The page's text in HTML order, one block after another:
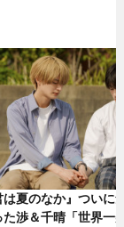
は夏のなか』ついに
た渉＆千晴「世界一